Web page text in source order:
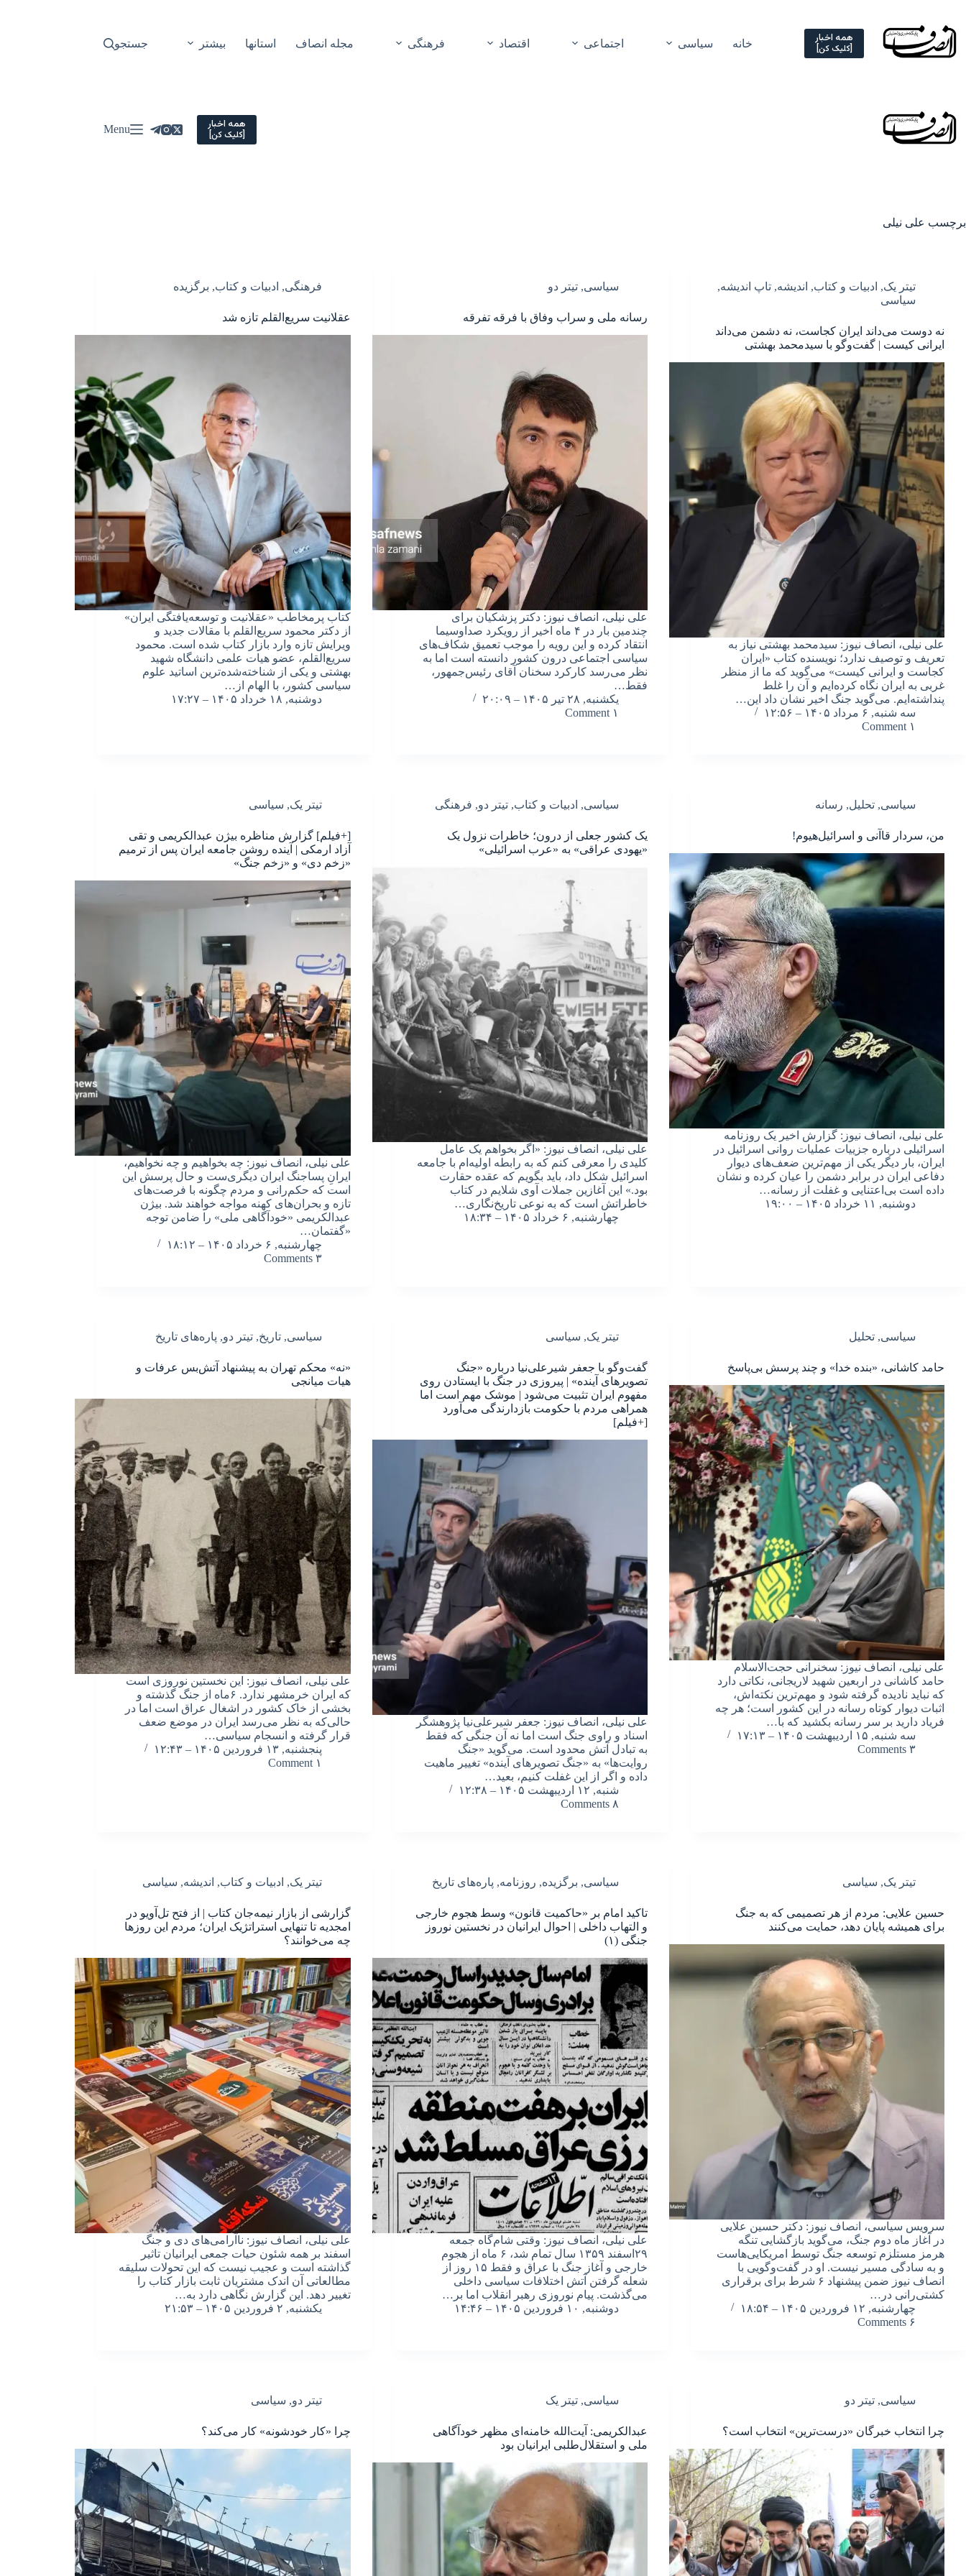
content
همه اخبار
[کلیک کن] خانه سیاسی اجتماعی اقتصاد فرهنگی مجله انصاف استانها بیشتر جستجو
همه اخبار
[کلیک کن] Menu
برچسب علی نیلی
تیتر یک, ادبیات و کتاب, اندیشه, تاپ اندیشه,
سیاسی
نه دوست می‌داند ایران کجاست، نه دشمن می‌داند
ایرانی کیست | گفت‌وگو با سیدمحمد بهشتی
علی نیلی، انصاف نیوز: سیدمحمد بهشتی نیاز به
تعریف و توصیف ندارد؛ نویسنده کتاب «ایران
کجاست و ایرانی کیست» می‌گوید که ما از منظر
غربی به ایران نگاه کرده‌ایم و آن را غلط
پنداشته‌ایم. می‌گوید جنگ اخیر نشان داد این…
سه شنبه, ۶ مرداد ۱۴۰۵ – ۱۲:۵۶
۱ Comment
سیاسی,تیتر دو
رسانه ملی و سراب وفاق با فرقه تفرقه
علی نیلی، انصاف نیوز: دکتر پزشکیان برای
چندمین بار در ۴ ماه اخیر از رویکرد صداوسیما
انتقاد کرده و این رویه را موجب تعمیق شکاف‌های
سیاسی اجتماعی درون کشور دانسته است اما به
نظر می‌رسد کارکرد سخنان آقای رئیس‌جمهور،
فقط…
یکشنبه, ۲۸ تیر ۱۴۰۵ – ۲۰:۰۹
۱ Comment
فرهنگی, ادبیات و کتاب, برگزیده
عقلانیت سریع‌القلم تازه شد
کتاب پرمخاطب «عقلانیت و توسعه‌یافتگی ایران»
از دکتر محمود سریع‌القلم با مقالات جدید و
ویرایش تازه وارد بازار کتاب شده است. محمود
سریع‌القلم، عضو هیات علمی دانشگاه شهید
بهشتی و یکی از شناخته‌شده‌ترین اساتید علوم
سیاسی کشور، با الهام از…
دوشنبه, ۱۸ خرداد ۱۴۰۵ – ۱۷:۲۷
سیاسی, تحلیل, رسانه
من، سردار قاآنی و اسرائیل‌هیوم!
علی نیلی، انصاف نیوز: گزارش اخیر یک روزنامه
اسرائیلی درباره جزییات عملیات روانی اسرائیل در
ایران، بار دیگر یکی از مهم‌ترین ضعف‌های دیوار
دفاعی ایران در برابر دشمن را عیان کرده و‌ نشان
داده است بی‌اعتنایی و غفلت از رسانه…
دوشنبه, ۱۱ خرداد ۱۴۰۵ – ۱۹:۰۰
سیاسی, ادبیات و کتاب,تیتر دو, فرهنگی
یک کشور جعلی از درون؛ خاطرات نزول یک
«یهودی عراقی» به «عرب اسرائیلی»
علی نیلی، انصاف نیوز: «اگر بخواهم یک عامل
کلیدی را معرفی کنم که به رابطه اولیه‌ام با جامعه
اسرائیل شکل داد، باید بگویم که عقده حقارت
بود.» این آغازین جملات آوی شلایم در کتاب
خاطراتش است که به نوعی تاریخ‌نگاری…
چهارشنبه, ۶ خرداد ۱۴۰۵ – ۱۸:۳۴
تیتر یک, سیاسی
[+فیلم] گزارش مناظره بیژن عبدالکریمی و تقی
آزاد ارمکی | آینده روشن جامعه ایران پس از ترمیم
«زخم دی» و «زخم جنگ»
علی نیلی، انصاف نیوز: چه بخواهیم و چه نخواهیم،
ایرانِ پساجنگ ایران دیگری‌ست و حال پرسش این
است که حکم‌رانی و مردم چگونه با فرصت‌های
تازه و بحران‌های کهنه مواجه خواهند شد. بیژن
عبدالکریمی «خودآگاهی ملی» را ضامن توجه
«گفتمان…
چهارشنبه, ۶ خرداد ۱۴۰۵ – ۱۸:۱۲
۳ Comments
سیاسی, تحلیل
حامد کاشانی، «بنده خدا» و چند پرسش بی‌پاسخ
علی نیلی، انصاف نیوز: سخنرانی حجت‌الاسلام
حامد کاشانی در اربعین شهید لاریجانی، نکاتی دارد
که نباید نادیده گرفته شود و مهم‌ترین نکته‌اش،
اثبات دیوار کوتاه رسانه در این کشور است؛ هر چه
فریاد دارید بر سر رسانه بکشید که با…
سه شنبه, ۱۵ اردیبهشت ۱۴۰۵ – ۱۷:۱۳
۳ Comments
تیتر یک, سیاسی
گفت‌وگو با جعفر شیرعلی‌نیا درباره «جنگ
تصویرهای آینده» | پیروزی در جنگ با ایستادن روی
مفهوم ایران تثبیت می‌شود | موشک مهم است اما
همراهی مردم با حکومت بازدارندگی می‌آورد
[+فیلم]
علی نیلی، انصاف نیوز: جعفر شیرعلی‌نیا پژوهشگر
اسناد و راوی جنگ است اما نه آن جنگی که فقط
به تبادل آتش محدود است. می‌گوید «جنگ
روایت‌ها» به «جنگ تصویرهای آینده» تغییر ماهیت
داده و اگر از این غفلت کنیم، بعید…
شنبه, ۱۲ اردیبهشت ۱۴۰۵ – ۱۲:۳۸
۸ Comments
سیاسی,تاریخ,تیتر دو, پاره‌های تاریخ
«نه» محکم تهران به پیشنهاد آتش‌بس عرفات و
هیات میانجی
علی نیلی، انصاف نیوز: این نخستین نوروزی است
که ایران خرمشهر ندارد. ۶ماه از جنگ گذشته و
بخشی از خاک کشور در اشغال عراق است اما در
حالی‌که به نظر می‌رسد ایران در موضع ضعف
قرار گرفته و انسجام سیاسی…
پنجشنبه, ۱۳ فروردین ۱۴۰۵ – ۱۲:۴۳
۱ Comment
تیتر یک, سیاسی
حسین علایی: مردم از هر تصمیمی که به جنگ
برای همیشه پایان دهد، حمایت می‌کنند
سرویس سیاسی، انصاف نیوز: دکتر حسین علایی
در آغاز ماه دوم جنگ، می‌گوید بازگشایی تنگه
هرمز مستلزم توسعه جنگ توسط امریکایی‌هاست
و به سادگی مسیر نیست. او در گفت‌وگویی با
انصاف نیوز ضمن پیشنهاد ۶ شرط برای برقراری
کشتی‌رانی در…
چهارشنبه, ۱۲ فروردین ۱۴۰۵ – ۱۸:۵۴
۶ Comments
سیاسی, برگزیده, روزنامه, پاره‌های تاریخ
تاکید امام بر «حاکمیت قانون» وسط هجوم خارجی
و التهاب داخلی | احوال ایرانیان در نخستین نوروز
جنگی (۱)
علی نیلی، انصاف نیوز: وقتی شام‌گاه جمعه
۲۹اسفند ۱۳۵۹ سال تمام شد، ۶ ماه از هجوم
خارجی و آغاز جنگ با عراق و فقط ۱۵ روز از
شعله گرفتن آتش اختلافات سیاسی داخلی
می‌گذشت. پیام نوروزی رهبر انقلاب اما بر…
دوشنبه, ۱۰ فروردین ۱۴۰۵ – ۱۴:۴۶
تیتر یک, ادبیات و کتاب, اندیشه, سیاسی
گزارشی از بازار نیمه‌جان کتاب | از فتح تل‌آویو در
امجدیه تا تنهایی استراتژیک ایران؛ مردم این روزها
چه می‌خوانند؟
علی نیلی، انصاف نیوز: ناآرامی‌های دی و جنگ
اسفند بر همه شئون حیات جمعی ایرانیان تاثیر
گذاشته است و عجیب نیست که این تحولات سلیقه
مطالعاتی آن اندک مشتریان ثابت بازار کتاب را
تغییر دهد. این گزارش نگاهی دارد به…
یکشنبه, ۲ فروردین ۱۴۰۵ – ۲۱:۵۳
سیاسی, تیتر دو
چرا انتخاب خبرگان «درست‌ترین» انتخاب است؟
سیاسی,تیتر یک
عبدالکریمی: آیت‌الله خامنه‌ای مظهر خودآگاهی
ملی و استقلال‌طلبی ایرانیان بود
تیتر دو, سیاسی
چرا «کار خودشونه» کار می‌کند؟